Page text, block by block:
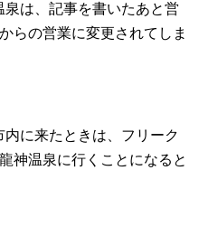
は、記事を書いたあと営
らの営業に変更されてしま
に来たときは、フリーク
神温泉に行くことになると